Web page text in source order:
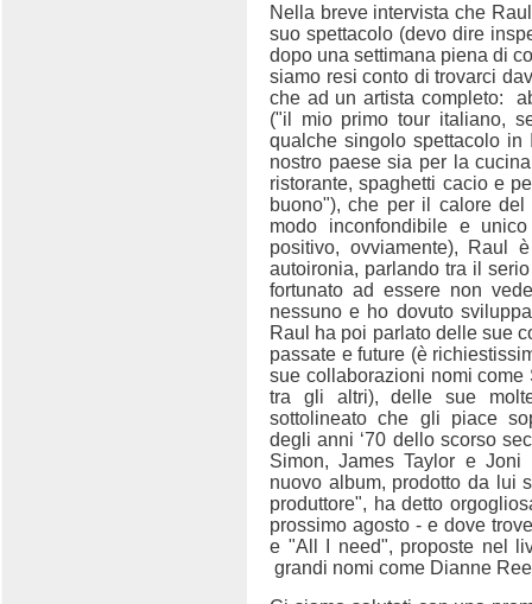
Nella breve intervista che
suo spettacolo (devo dire
dopo una settimana piena di
siamo resi conto di trovarci
che ad un artista completo:
("il mio primo tour italiano,
qualche singolo spettacolo
nostro paese sia per la
ristorante, spaghetti cacio e
buono"), che per il calore del
modo inconfondibile e
positivo, ovviamente), Raul
autoironia, parlando tra il
fortunato ad essere non
nessuno e ho dovuto
Raul ha poi parlato delle sue
passate e future (è
sue collaborazioni nomi come
tra gli altri), delle sue
sottolineato che gli piace
degli anni ‘70 dello scorso
Simon, James Taylor e
nuovo album, prodotto da lui
produttore", ha detto
prossimo agosto - e dove
e "All I need", proposte nel
grandi nomi come Dianne